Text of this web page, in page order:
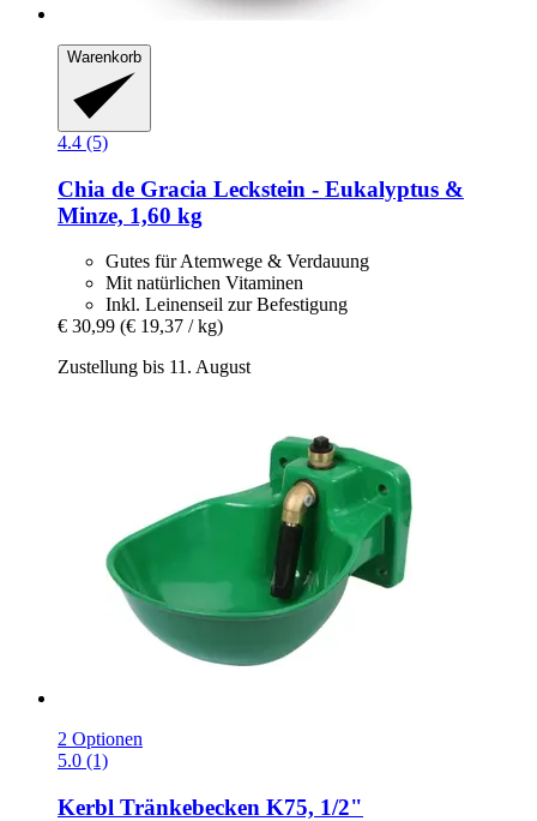
Warenkorb
4.4 (5)
Chia de Gracia Leckstein -​ Eukalyptus &
Minze, 1,60 kg
Gutes für Atemwege & Verdauung
Mit natürlichen Vitaminen
Inkl. Leinenseil zur Befestigung
€ 30,99 (€ 19,37 / kg)
Zustellung bis 11. August
2 Optionen
5.0 (1)
Kerbl Tränkebecken K75, 1/2"